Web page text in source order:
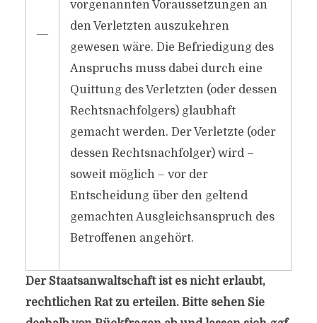
―
vorgenannten Voraussetzungen an
den Verletzten auszukehren
gewesen wäre. Die Befriedigung des
Anspruchs muss dabei durch eine
Quittung des Verletzten (oder dessen
Rechtsnachfolgers) glaubhaft
gemacht werden. Der Verletzte (oder
dessen Rechtsnachfolger) wird –
soweit möglich – vor der
Entscheidung über den geltend
gemachten Ausgleichsanspruch des
Betroffenen angehört.
Der Staatsanwaltschaft ist es nicht erlaubt,
rechtlichen Rat zu erteilen. Bitte sehen Sie